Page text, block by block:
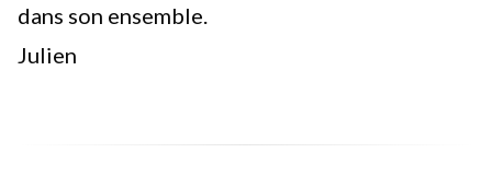
dans son ensemble.
Julien